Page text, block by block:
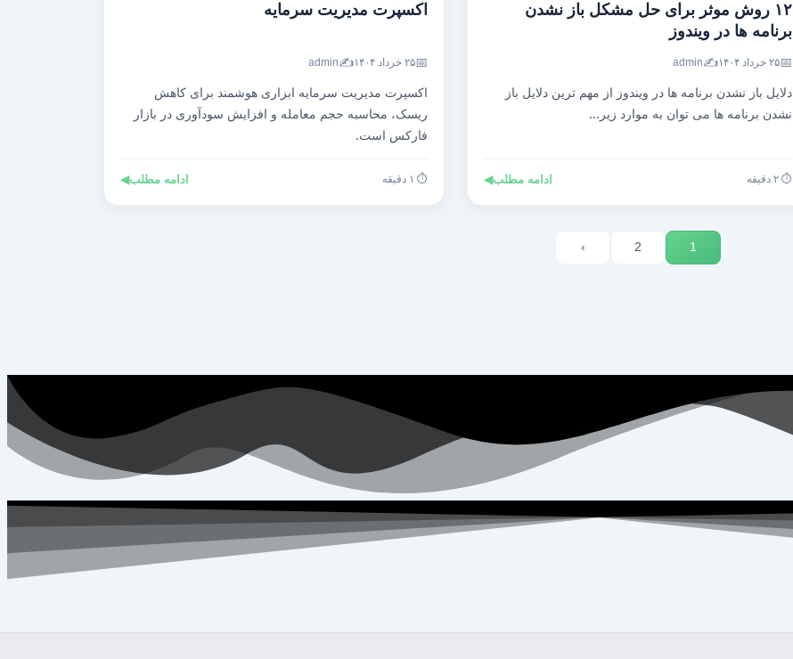
۱۲ روش موثر برای حل مشکل باز نشدن
برنامه ها در ویندوز
📅۲۵ خرداد ۱۴۰۴ ✍️
admin
دلایل باز نشدن برنامه ها در ویندوز از مهم ترین دلایل باز
نشدن برنامه ها می توان به موارد زیر...
⏱️ ۲ دقیقه ادامه مطلب◀
اکسپرت مدیریت سرمایه
📅۲۵ خرداد ۱۴۰۴ ✍️
admin
اکسپرت مدیریت سرمایه ابزاری هوشمند برای کاهش
ریسک، محاسبه حجم معامله و افزایش سودآوری در بازار
فارکس است.
⏱️ ۱ دقیقه ادامه مطلب◀
1
2
›